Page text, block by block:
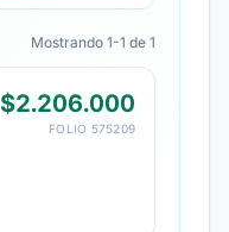
Mostrando 1-1 de 1
$2.206.000
FOLIO 575209